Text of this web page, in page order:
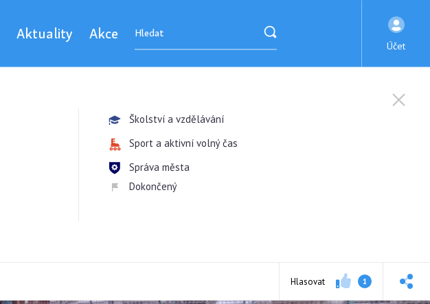
Aktuality Akce
Účet
Školství a vzdělávání
Sport a aktivní volný čas
Správa města
Dokončený
Hlasovat 1